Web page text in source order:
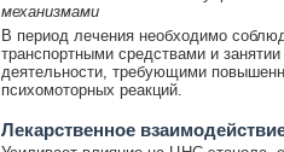
механизмами
В период лечения необходимо
транспортными средствами и
деятельности, требующими
психомоторных реакций.
Лекарственное